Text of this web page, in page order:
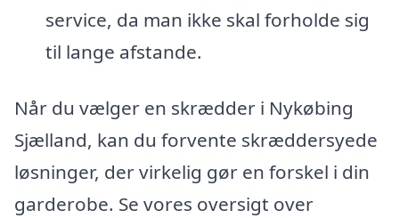
service, da man ikke skal forholde sig
til lange afstande.
Når du vælger en skrædder i Nykøbing
Sjælland, kan du forvente skræddersyede
løsninger, der virkelig gør en forskel i din
garderobe. Se vores oversigt over